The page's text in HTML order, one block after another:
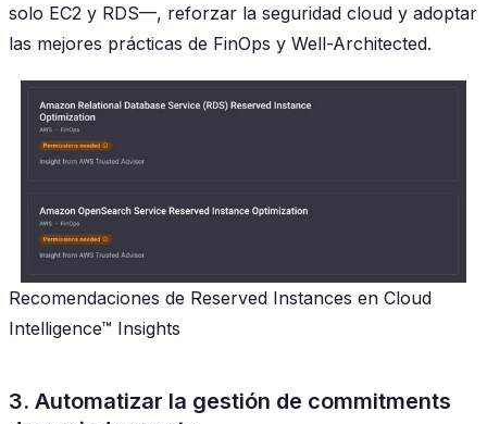
solo EC2 y RDS—, reforzar la seguridad cloud y adoptar
las mejores prácticas de FinOps y Well-Architected.
Recomendaciones de Reserved Instances en Cloud
Intelligence™ Insights
3. Automatizar la gestión de commitments